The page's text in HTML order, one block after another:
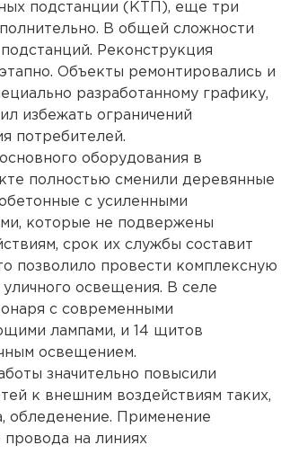
подстанции (КТП), еще три
В общей сложности
Реконструкция
Объекты ремонтировались и
разработанному графику,
избежать ограничений
потребителей.
оборудования в
полностью сменили деревянные
с усиленными
которые не подвержены
срок их службы составит
позволило провести комплексную
освещения. В селе
с современными
лампами, и 14 щитов
освещением.
значительно повысили
к внешним воздействиям таких,
обледенение. Применение
провода на линиях